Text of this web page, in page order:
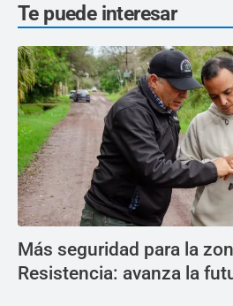
Te puede interesar
Más seguridad para la
Resistencia: avanza la